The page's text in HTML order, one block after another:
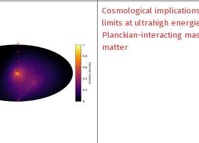
Cosmological
limits at ultrahigh
Planckian-interacting
matter